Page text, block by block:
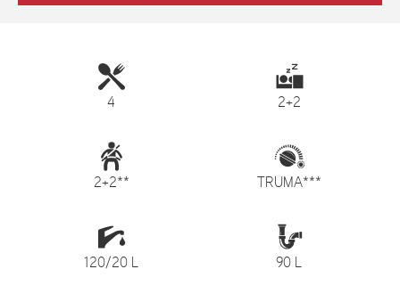
4 2+2
2+2** TRUMA***
120/20 L 90 L